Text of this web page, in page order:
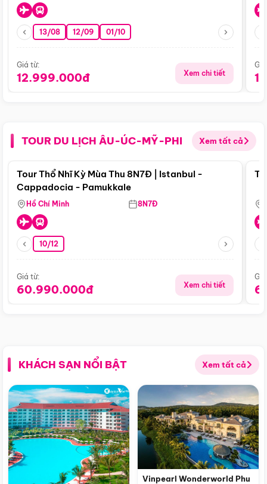
13/08 12/09 01/10
Giá từ:
12.999.000đ Xem chi tiết
TOUR DU LỊCH ÂU-ÚC-MỸ-PHI Xem tất cả
Điểm nổi bật
Tour Thổ Nhĩ Kỳ Mùa Thu 8N7Đ | Istanbul -
Cappadocia - Pamukkale
Hồ Chí Minh 8N7Đ
10/12
Giá từ:
60.990.000đ Xem chi tiết
KHÁCH SẠN NỔI BẬT Xem tất cả
Vinpearl Wonderworld Phu